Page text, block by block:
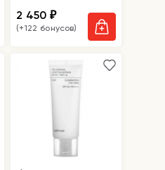
PA++++
2 450₽
(+122 бонусов)